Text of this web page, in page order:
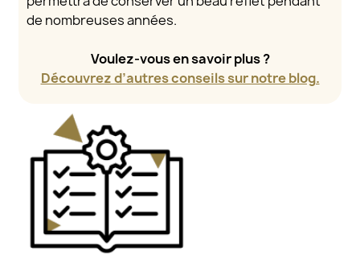
de nombreuses années.
Voulez-vous en savoir plus ?
Découvrez d’autres conseils sur notre blog.